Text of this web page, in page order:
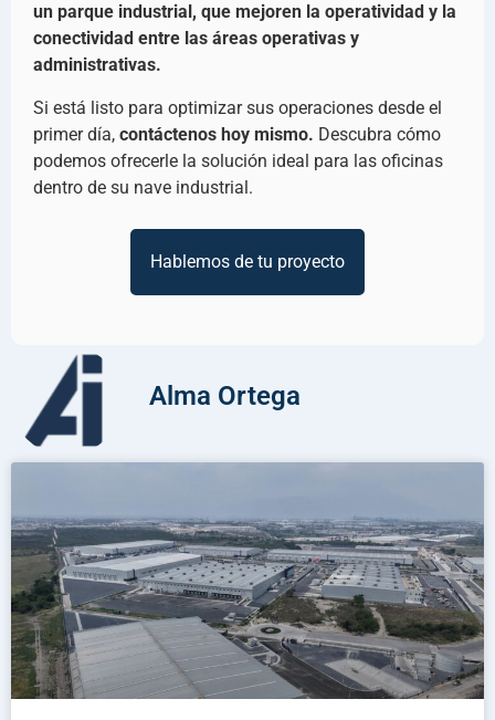
un parque industrial, que mejoren la operatividad y la
conectividad entre las áreas operativas y
administrativas.
Si está listo para optimizar sus operaciones desde el
primer día, contáctenos hoy mismo. Descubra cómo
podemos ofrecerle la solución ideal para las oficinas
dentro de su nave industrial.
Hablemos de tu proyecto
Alma Ortega